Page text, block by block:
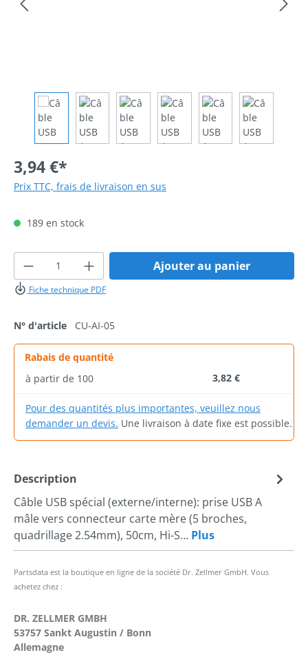
3,94 €*
Prix TTC, frais de livraison en sus
189 en stock
Quantité de produit : Entrez la quantité
Ajouter au panier
Fiche technique PDF
N° d'article CU-AI-05
Rabais de quantité
à partir de 100 3,82 €
Pour des quantités plus importantes, veuillez nous
demander un devis. Une livraison à date fixe est possible.
Description
Câble USB spécial (externe/interne): prise USB A
mâle vers connecteur carte mère (5 broches,
quadrillage 2.54mm), 50cm, Hi-S… Plus
Partsdata est la boutique en ligne de la société Dr. Zellmer GmbH. Vous
achetez chez :
DR. ZELLMER GMBH
53757 Sankt Augustin / Bonn
Allemagne